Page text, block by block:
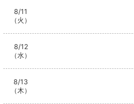
8/11
（火）
8/12
（水）
8/13
（木）